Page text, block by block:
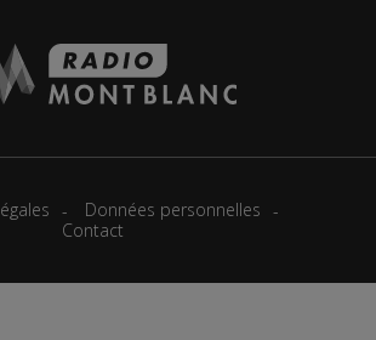
Données personnelles
Contact